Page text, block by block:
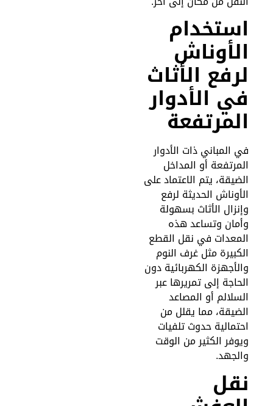
الأثاث
الأدوار
المباني ذات الأدوار
أو المداخل
يتم الاعتماد على
الحديثة لرفع
الأثاث بسهولة
وتساعد هذه
في نقل القطع
مثل غرف النوم
الكهربائية دون
إلى تمريرها عبر
أو المصاعد
مما يقلل من
حدوث تلفيات
الكثير من الوقت